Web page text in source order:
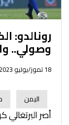
رونالدو:
وصولي..
18 تموز/يوليو 2023
اليمن
أصر البرتغالي